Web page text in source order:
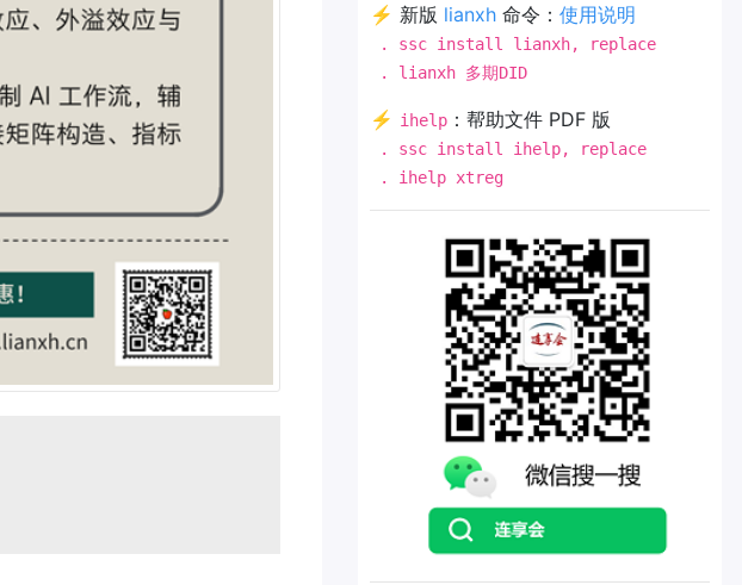
⚡ 新版 lianxh 命令： 使用说明
. ssc install lianxh, replace
. lianxh 多期DID
⚡ ihelp ：帮助文件 PDF 版
. ssc install ihelp, replace
. ihelp xtreg